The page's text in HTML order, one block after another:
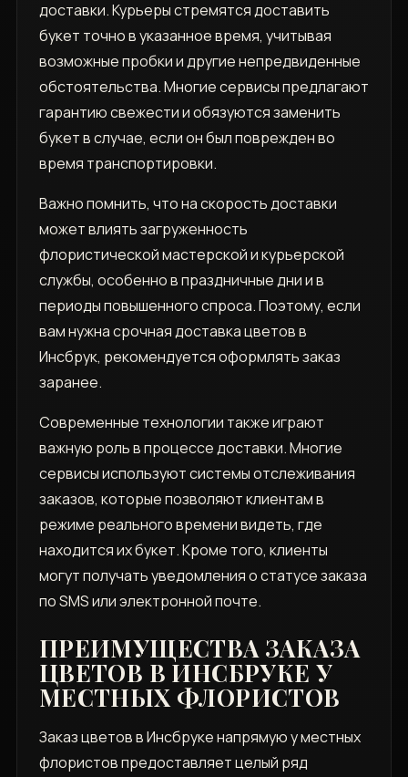
доставки. Курьеры стремятся доставить
букет точно в указанное время, учитывая
возможные пробки и другие непредвиденные
обстоятельства. Многие сервисы предлагают
гарантию свежести и обязуются заменить
букет в случае, если он был поврежден во
время транспортировки.
Важно помнить, что на скорость доставки
может влиять загруженность
флористической мастерской и курьерской
службы, особенно в праздничные дни и в
периоды повышенного спроса. Поэтому, если
вам нужна срочная доставка цветов в
Инсбрук, рекомендуется оформлять заказ
заранее.
Современные технологии также играют
важную роль в процессе доставки. Многие
сервисы используют системы отслеживания
заказов, которые позволяют клиентам в
режиме реального времени видеть, где
находится их букет. Кроме того, клиенты
могут получать уведомления о статусе заказа
по SMS или электронной почте.
ПРЕИМУЩЕСТВА ЗАКАЗА
ЦВЕТОВ В ИНСБРУКЕ У
МЕСТНЫХ ФЛОРИСТОВ
Заказ цветов в Инсбруке напрямую у местных
флористов предоставляет целый ряд